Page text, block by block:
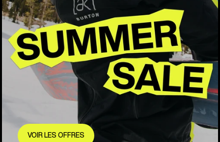
VOIR LES OFFRES